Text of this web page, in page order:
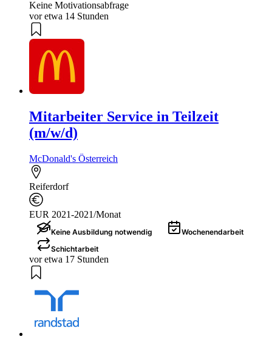
Keine Motivationsabfrage
vor etwa 14 Stunden
Mitarbeiter Service in Teilzeit
(m/w/d)
McDonald's Österreich
Reiferdorf
EUR 2021-2021/Monat
Keine Ausbildung notwendig
Wochenendarbeit
Schichtarbeit
vor etwa 17 Stunden